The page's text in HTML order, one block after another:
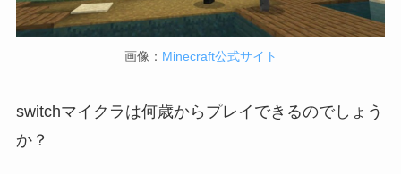
画像： Minecraft公式サイト
switchマイクラは何歳からプレイできるのでしょう
か？